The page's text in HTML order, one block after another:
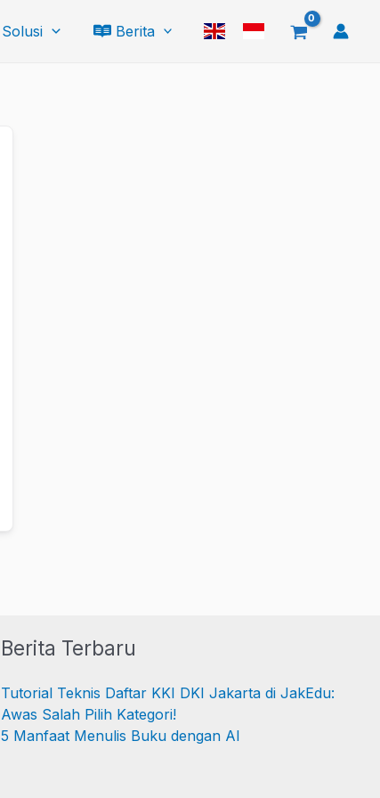
Solusi
Berita
Berita Terbaru
Tutorial Teknis Daftar KKI DKI Jakarta di JakEdu:
Awas Salah Pilih Kategori!
5 Manfaat Menulis Buku dengan AI